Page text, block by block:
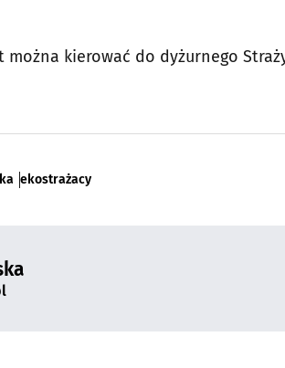
można kierować do dyżurnego
ekostrażacy